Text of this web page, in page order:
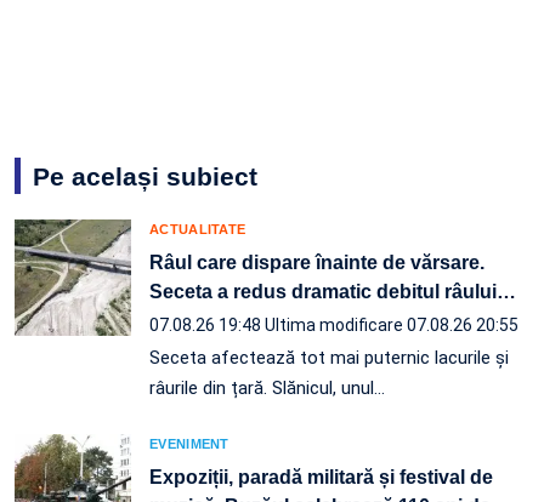
Pe același subiect
ACTUALITATE
Râul care dispare înainte de vărsare.
Seceta a redus dramatic debitul râului…
07.08.26 19:48 Ultima modificare 07.08.26 20:55
Seceta afectează tot mai puternic lacurile și
râurile din țară. Slănicul, unul…
EVENIMENT
Expoziții, paradă militară și festival de